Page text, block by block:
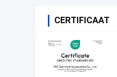
CERTIFICAAT